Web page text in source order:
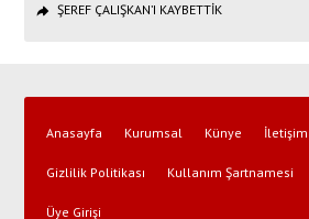
ŞEREF ÇALIŞKAN’I KAYBETTİK
Anasayfa Kurumsal Künye İletişim
Gizlilik Politikası Kullanım Şartnamesi
Üye Girişi